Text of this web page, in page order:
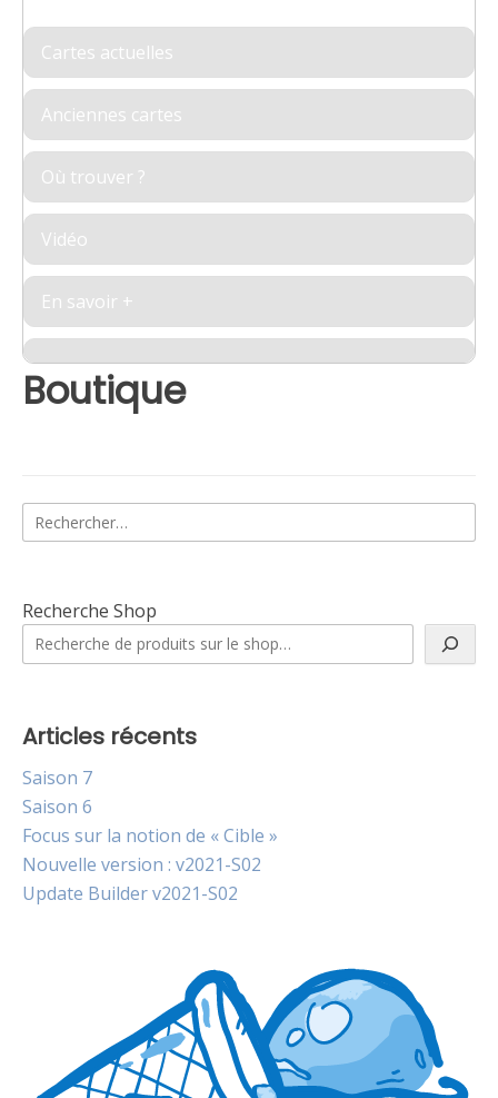
Cartes actuelles
Anciennes cartes
Où trouver ?
Vidéo
En savoir +
Boutique
Rechercher :
Recherche Shop
Articles récents
Saison 7
Saison 6
Focus sur la notion de « Cible »
Nouvelle version : v2021-S02
Update Builder v2021-S02